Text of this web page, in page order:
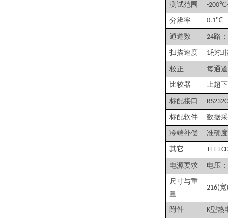
测试范围 -
分辨率 0.1℃
通道数 24路；
扫描速度 1秒扫
校正 每通
比较器 上超
标配接口 RS232C
标配软件 数据
冷端补偿 准确
其它 TFT-
电源要求 电压：
尺寸与重
量
216(宽
附件 K型热